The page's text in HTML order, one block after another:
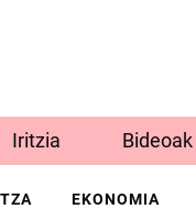
Iritzia Bideoak
EKONOMIA